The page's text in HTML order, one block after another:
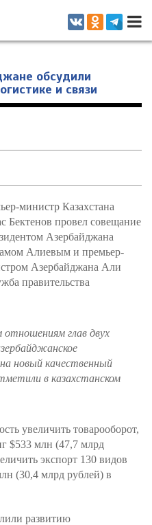
посвященное актуальным
пространстве
обсудили
и связи
министр Казахстана
Бектенов провел совещание
Азербайджана
Алиевым и премьер-
Азербайджана Али
правительства
отношениям глав двух
новый качественный
в казахстанском
увеличить товарооборот,
$533 млн (47,7 млрд
экспорт 130 видов
(30,4 млрд рублей) в
развитию